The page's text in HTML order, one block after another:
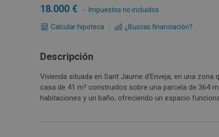
18.000 Impuestos no incluidos
Calcular hipoteca ¿Buscas financiación?
Descripción
Vivienda situada en Sant Jaume d’Enveja, en una
casa de 41 m² construidos sobre una parcela de 364
habitaciones y un baño, ofreciendo un espacio
en 1996, permite disfrutar de las vistas y la calma